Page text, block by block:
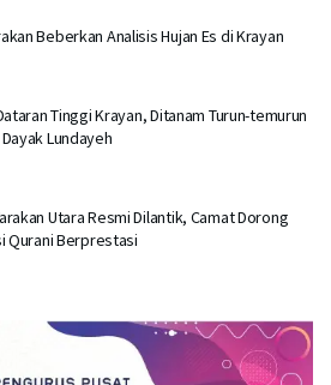
Beberkan Analisis Hujan Es di Krayan
Tinggi Krayan, Ditanam Turun-temurun
Lundayeh
Utara Resmi Dilantik, Camat Dorong
Qurani Berprestasi